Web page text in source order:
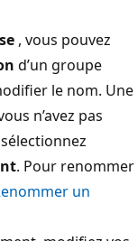
, vous pouvez
d’un groupe
le nom. Une
n’avez pas
. Pour renommer
un